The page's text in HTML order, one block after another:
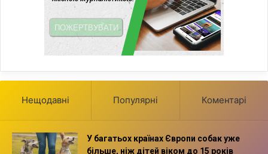
Нещодавні Популярні Коментарі
У багатьох країнах Європи собак уже
більше, ніж дітей віком до 15 років